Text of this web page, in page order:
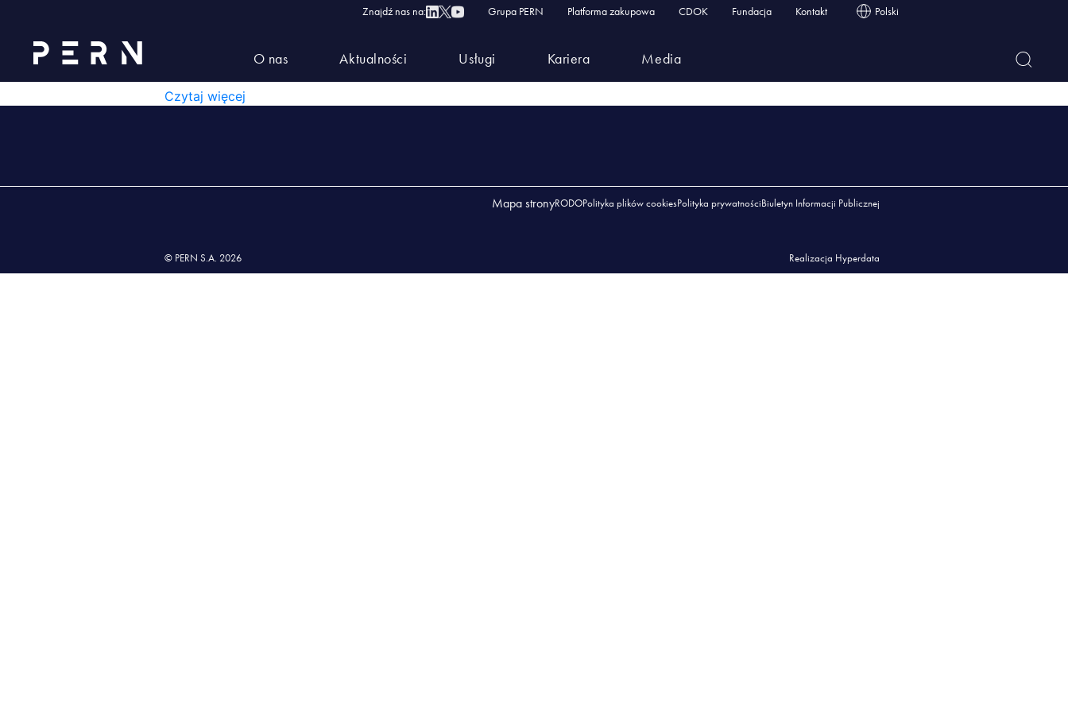
Znajdź nas na: Grupa PERN Platforma zakupowa CDOK Fundacja Kontakt Polski
O nas Aktualności Usługi Kariera Media
Klauzula informacyjna__Rekrutacje
KLAUZULA INFORMACYJNA__REKRUTACJE
Czytaj więcej
Mapa stronyRODOPolityka plików cookiesPolityka prywatnościBiuletyn Informacji Publicznej
© PERN S.A. 2026 Realizacja Hyperdata